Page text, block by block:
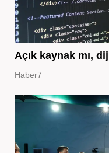
Açık kaynak mı,
Haber7